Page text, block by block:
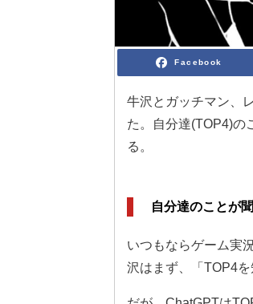
Facebook
牛沢とガッチマン、
た。自分達(TOP4)の
る。
自分達のことが
いつもならゲーム実
沢はまず、「TOP4